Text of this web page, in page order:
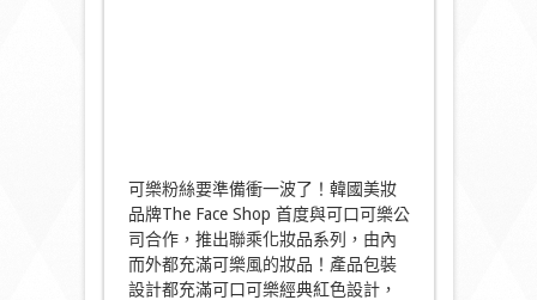
可樂粉絲要準備衝一波了！韓國美妝
品牌The Face Shop 首度與可口可樂公
司合作，推出聯乘化妝品系列，由內
而外都充滿可樂風的妝品！產品包裝
設計都充滿可口可樂經典紅色設計，